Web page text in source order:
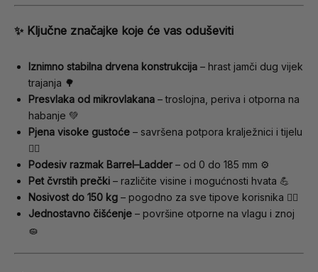
✨ Ključne značajke koje će vas oduševiti
Iznimno stabilna drvena konstrukcija – hrast jamči dug vijek
trajanja 🌳
Presvlaka od mikrovlakana – troslojna, periva i otporna na
habanje 💚
Pjena visoke gustoće – savršena potpora kralježnici i tijelu
🧘‍♀️
Podesiv razmak Barrel–Ladder– od 0 do 185 mm ⚙️
Pet čvrstih prečki – različite visine i mogućnosti hvata 💪
Nosivost do 150 kg – pogodno za sve tipove korisnika 🏋️‍♀️
Jednostavno čišćenje – površine otporne na vlagu i znoj
🧽